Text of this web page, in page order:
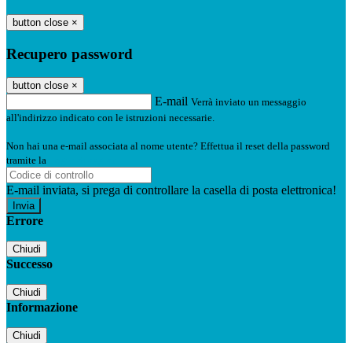
button close ×
Recupero password
button close ×
E-mail Verrà inviato un messaggio
all'indirizzo indicato con le istruzioni necessarie.
Non hai una e-mail associata al nome utente? Effettua il reset della password
tramite la
E-mail inviata, si prega di controllare la casella di posta elettronica!
Errore
Chiudi
Successo
Chiudi
Informazione
Chiudi